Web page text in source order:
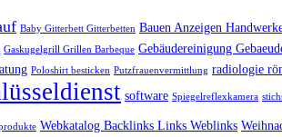
Baby Gitterbett Gitterbetten Bauen Anzeigen
Gaskugelgrill Grillen Barbeque Gebäudereinigung
Poloshirt besticken Putzfrauenvermittlung radiologie
software Spiegelreflexkamera
Webkatalog Backlinks Links Weblinks